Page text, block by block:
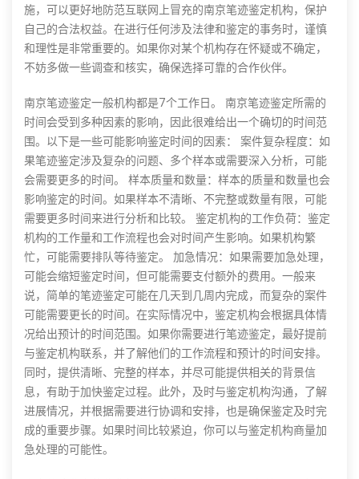
施，可以更好地防范互联网上冒充的南京笔迹鉴定机构，保护
自己的合法权益。在进行任何涉及法律和鉴定的事务时，谨慎
和理性是非常重要的。如果你对某个机构存在怀疑或不确定，
不妨多做一些调查和核实，确保选择可靠的合作伙伴。
南京笔迹鉴定一般机构都是7个工作日。 南京笔迹鉴定所需的
时间会受到多种因素的影响，因此很难给出一个确切的时间范
围。以下是一些可能影响鉴定时间的因素： 案件复杂程度：如
果笔迹鉴定涉及复杂的问题、多个样本或需要深入分析，可能
会需要更多的时间。 样本质量和数量：样本的质量和数量也会
影响鉴定的时间。如果样本不清晰、不完整或数量有限，可能
需要更多时间来进行分析和比较。 鉴定机构的工作负荷：鉴定
机构的工作量和工作流程也会对时间产生影响。如果机构繁
忙，可能需要排队等待鉴定。 加急情况：如果需要加急处理，
可能会缩短鉴定时间，但可能需要支付额外的费用。一般来
说，简单的笔迹鉴定可能在几天到几周内完成，而复杂的案件
可能需要更长的时间。在实际情况中，鉴定机构会根据具体情
况给出预计的时间范围。如果你需要进行笔迹鉴定，最好提前
与鉴定机构联系，并了解他们的工作流程和预计的时间安排。
同时，提供清晰、完整的样本，并尽可能提供相关的背景信
息，有助于加快鉴定过程。此外，及时与鉴定机构沟通，了解
进展情况，并根据需要进行协调和安排，也是确保鉴定及时完
成的重要步骤。如果时间比较紧迫，你可以与鉴定机构商量加
急处理的可能性。